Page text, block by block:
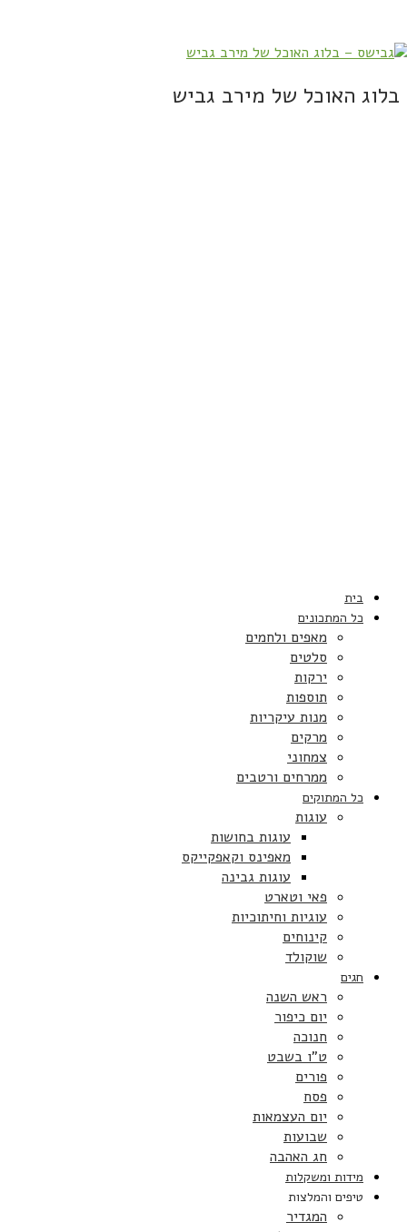
בלוג האוכל של מירב גביש
בית
כל המתכונים
מאפים ולחמים
סלטים
ירקות
תוספות
מנות עיקריות
מרקים
צמחוני
ממרחים ורטבים
כל המתוקים
עוגות
עוגות בחושות
מאפינס וקאפקייקס
עוגות גבינה
פאי וטארט
עוגיות וחיתוכיות
קינוחים
שוקולד
חגים
ראש השנה
יום כיפור
חנוכה
ט”ו בשבט
פורים
פסח
יום העצמאות
שבועות
חג האהבה
מידות ומשקלות
טיפים והמלצות
המגדיר